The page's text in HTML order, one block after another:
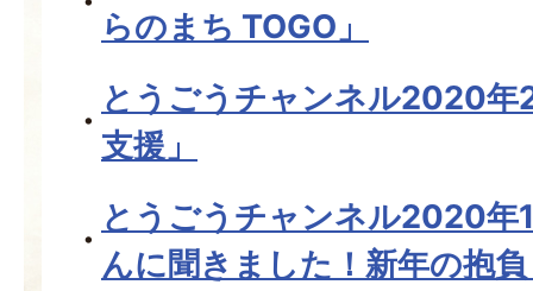
らのまち TOGO」
とうごうチャンネル2020年
支援」
とうごうチャンネル2020年
んに聞きました！新年の抱